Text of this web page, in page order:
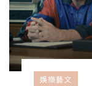
娛樂藝文